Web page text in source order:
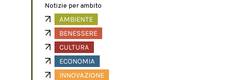
Notizie per ambito
AMBIENTE
BENESSERE
CULTURA
ECONOMIA
INNOVAZIONE